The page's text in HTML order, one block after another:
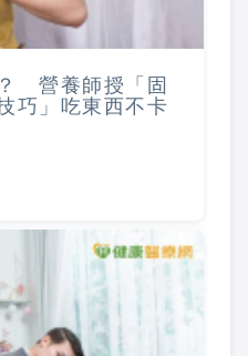
營養師授「固
巧」吃東西不卡